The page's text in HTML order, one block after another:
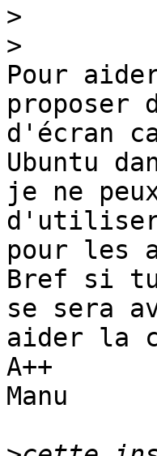
>
>
Pour
proposer
d'écran
Ubuntu
je ne
d'utiliser
pour les
Bref si
se sera
aider la
A++
Manu